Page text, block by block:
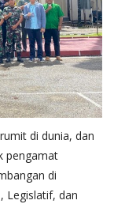
di dunia, dan
pengamat
di
Legislatif, dan